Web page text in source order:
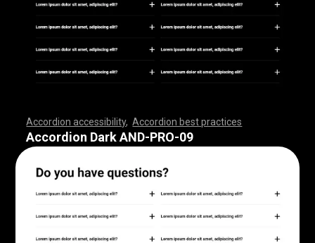
Accordion accessibility ,Accordion best practices
,,,,,,,,,,,,,,,,,,,,,,,, ,,,,,,,,,,,,,,,,,,,,,,,,,,,
,,,,,,,,,,,,,,,,,,,,,,,, ,,
Accordion Dark AND-PRO-09